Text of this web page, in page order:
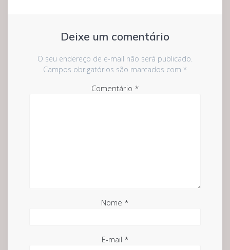
Deixe um comentário
O seu endereço de e-mail não será publicado.
Campos obrigatórios são marcados com *
Comentário *
Nome *
E-mail *